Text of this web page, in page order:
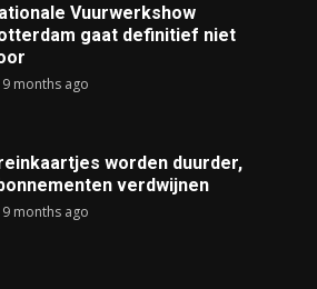
Vuurwerkshow
gaat definitief niet
9 months ago
worden duurder,
verdwijnen
9 months ago